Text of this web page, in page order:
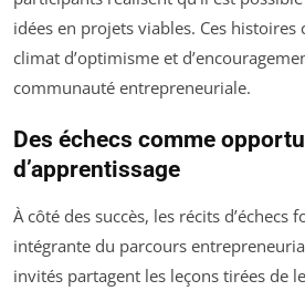
idées en projets viables. Ces
climat d’optimisme et
communauté entrepreneuriale.
Des échecs comme
d’apprentissage
À côté des succès, les récits d’échecs
intégrante du parcours
invités partagent les leçons tirées de